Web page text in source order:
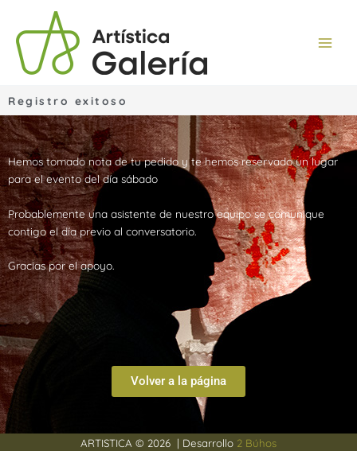
contenido
Registro exitoso
Hemos tomado nota de tu pedido y te hemos reservado un lugar
para el evento del día sábado
Probablemente una asistente de nuestro equipo se comunique
contigo el día previo al conversatorio.
Gracias por el apoyo.
Volver a la página
ARTISTICA © 2026 | Desarrollo 2 Búhos